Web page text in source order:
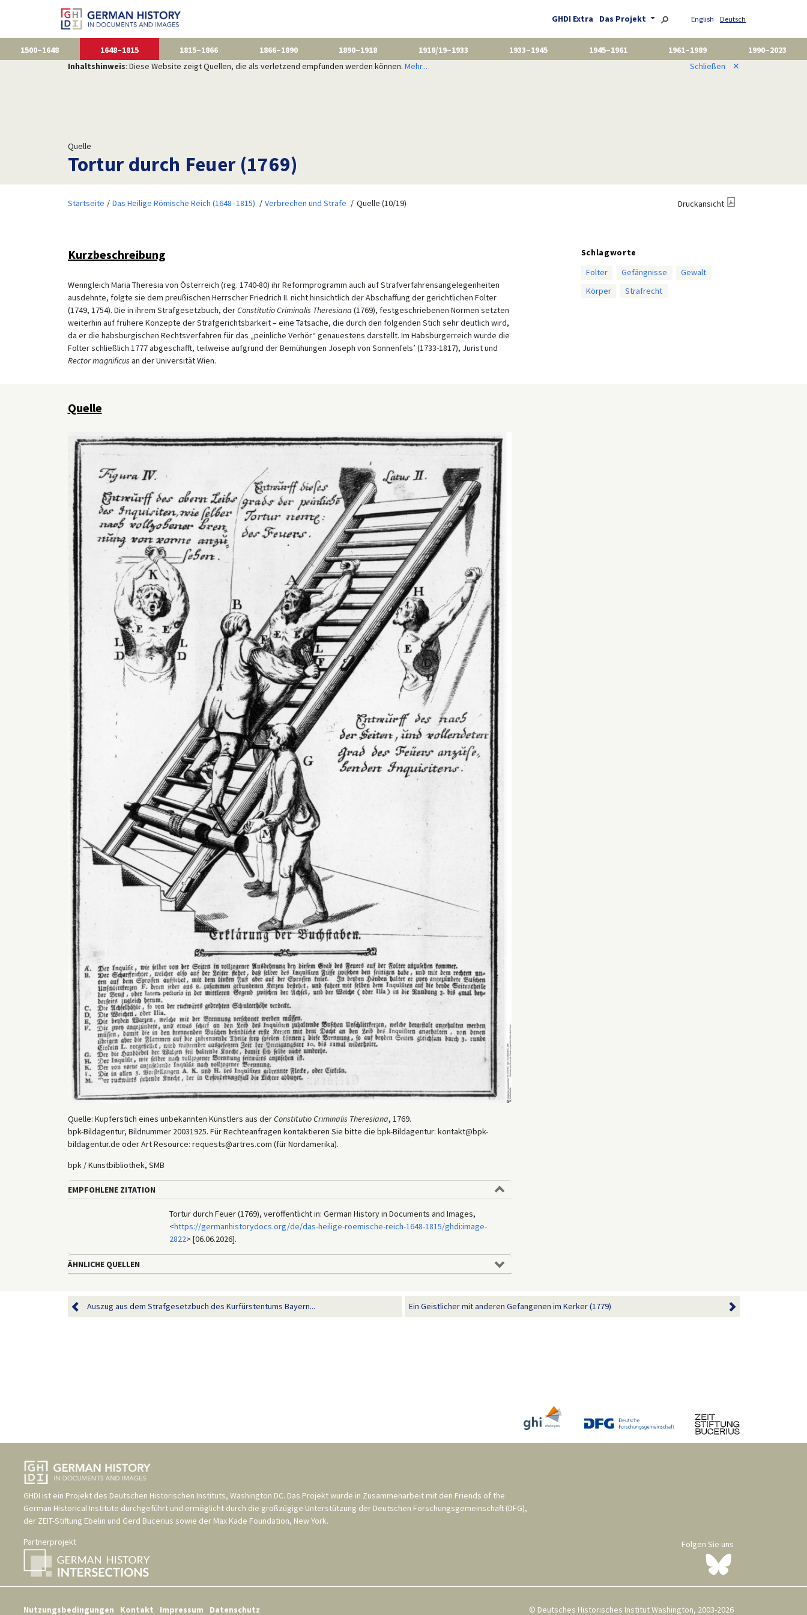
GHDI Extra Das Projekt English Deutsch
1500–1648 1648–1815 1815–1866 1866–1890 1890–1918 1918/19–1933 1933–1945 1945–1961 1961–1989
1990–2023
Inhaltshinweis: Diese Website zeigt Quellen, die als verletzend empfunden werden können. Mehr... Schließen ✕
Quelle
Tortur durch Feuer (1769)
Startseite Das Heilige Römische Reich (1648–1815) Verbrechen und Strafe Quelle (10/19) Druckansicht
Kurzbeschreibung
Wenngleich Maria Theresia von Österreich (reg. 1740-80) ihr Reformprogramm auch auf Strafverfahrensangelegenheiten
ausdehnte, folgte sie dem preußischen Herrscher Friedrich II. nicht hinsichtlich der Abschaffung der gerichtlichen Folter
(1749, 1754). Die in ihrem Strafgesetzbuch, derConstitutio Criminalis Theresiana (1769), festgeschriebenen Normen setzten
weiterhin auf frühere Konzepte der Strafgerichtsbarkeit – eine Tatsache, die durch den folgenden Stich sehr deutlich wird,
da er die habsburgischen Rechtsverfahren für das „peinliche Verhör“ genauestens darstellt. Im Habsburgerreich wurde die
Folter schließlich 1777 abgeschafft, teilweise aufgrund der Bemühungen Joseph von Sonnenfels’ (1733-1817), Jurist und
Rector magnificus an der Universität Wien.
Schlagworte
Folter
Gefängnisse
Gewalt
Körper
Strafrecht
Quelle
Quelle: Kupferstich eines unbekannten Künstlers aus derConstitutio Criminalis Theresiana, 1769.
bpk-Bildagentur, Bildnummer 20031925. Für Rechteanfragen kontaktieren Sie bitte die bpk-Bildagentur: kontakt@bpk-
bildagentur.de oder Art Resource: requests@artres.com (für Nordamerika).
bpk / Kunstbibliothek, SMB
EMPFOHLENE ZITATION
Tortur durch Feuer (1769), veröffentlicht in: German History in Documents and Images,
<https://germanhistorydocs.org/de/das-heilige-roemische-reich-1648-1815/ghdi:image-
2822> [06.06.2026].
ÄHNLICHE QUELLEN
Auszug aus dem Strafgesetzbuch des Kurfürstentums Bayern... Ein Geistlicher mit anderen Gefangenen im Kerker (1779)
GHDI ist ein Projekt des Deutschen Historischen Instituts, Washington DC. Das Projekt wurde in Zusammenarbeit mit den Friends of the
German Historical Institute durchgeführt und ermöglicht durch die großzügige Unterstützung der Deutschen Forschungsgemeinschaft (DFG),
der ZEIT-Stiftung Ebelin und Gerd Bucerius sowie der Max Kade Foundation, New York.
Partnerprojekt
Folgen Sie uns
Nutzungsbedingungen Kontakt Impressum Datenschutz © Deutsches Historisches Institut Washington, 2003-2026